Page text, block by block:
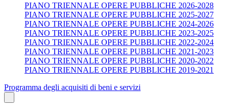
PIANO TRIENNALE OPERE PUBBLICHE 2026-2028
PIANO TRIENNALE OPERE PUBBLICHE 2025-2027
PIANO TRIENNALE OPERE PUBBLICHE 2024-2026
PIANO TRIENNALE OPERE PUBBLICHE 2023-2025
PIANO TRIENNALE OPERE PUBBLICHE 2022-2024
PIANO TRIENNALE OPERE PUBBLICHE 2021-2023
PIANO TRIENNALE OPERE PUBBLICHE 2020-2022
PIANO TRIENNALE OPERE PUBBLICHE 2019-2021
Programma degli acquisiti di beni e servizi